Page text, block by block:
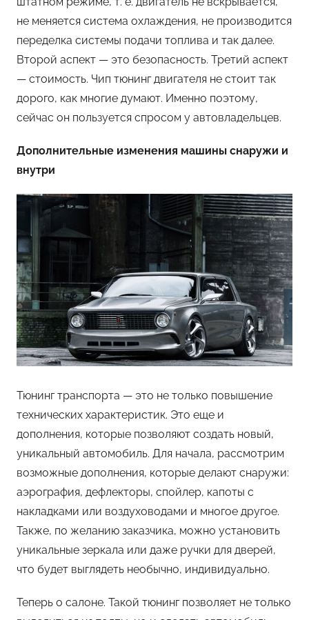
не меняется система охлаждения, не производится
переделка системы подачи топлива и так далее.
Второй аспект — это безопасность. Третий аспект
— стоимость. Чип тюнинг двигателя не стоит так
дорого, как многие думают. Именно поэтому,
сейчас он пользуется спросом у автовладельцев.
Дополнительные изменения машины снаружи и
внутри
Тюнинг транспорта — это не только повышение
технических характеристик. Это еще и
дополнения, которые позволяют создать новый,
уникальный автомобиль. Для начала, рассмотрим
возможные дополнения, которые делают снаружи:
аэрография, дефлекторы, спойлер, капоты с
накладками или воздуховодами и многое другое.
Также, по желанию заказчика, можно установить
уникальные зеркала или даже ручки для дверей,
что будет выглядеть необычно, индивидуально.
Теперь о салоне. Такой тюнинг позволяет не только